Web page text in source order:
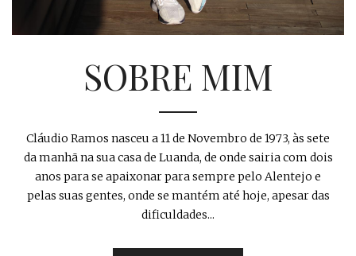
SOBRE MIM
Cláudio Ramos nasceu a 11 de Novembro de 1973, às sete
da manhã na sua casa de Luanda, de onde sairia com dois
anos para se apaixonar para sempre pelo Alentejo e
pelas suas gentes, onde se mantém até hoje, apesar das
dificuldades...